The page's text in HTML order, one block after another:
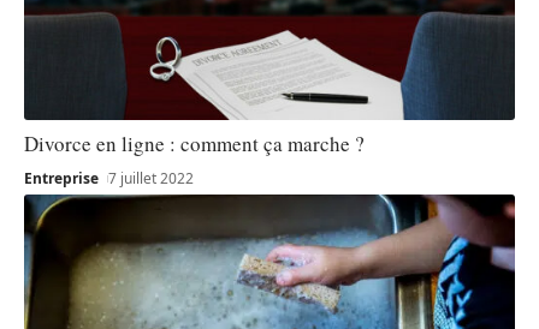
Divorce en ligne : comment ça marche ?
Entreprise 7 juillet 2022